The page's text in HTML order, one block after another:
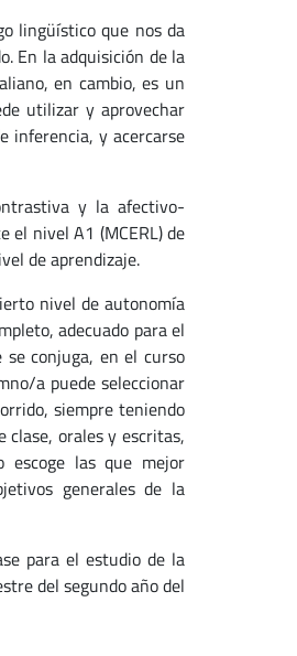
lingüístico que nos da
En la adquisición de la
en cambio, es un
utilizar y aprovechar
inferencia, y acercarse
y la afectivo-
el nivel A1 (MCERL) de
de aprendizaje.
nivel de autonomía
adecuado para el
conjuga, en el curso
a puede seleccionar
siempre teniendo
clase, orales y escritas,
escoge las que mejor
generales de la
para el estudio de la
del segundo año del